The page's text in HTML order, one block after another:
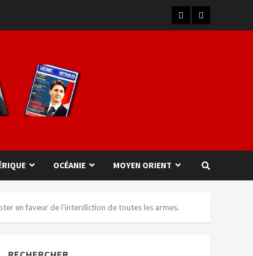
OCÉANIE MOYEN ORIENT
en faveur de l’interdiction de toutes les armes.